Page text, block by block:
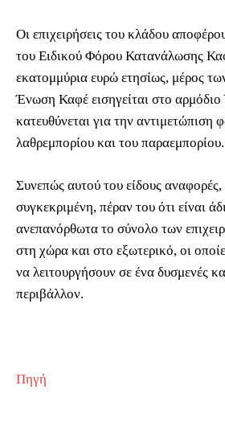
Οι επιχειρήσεις του κλάδου
του Ειδικού Φόρου Κατανάλωσης
εκατομμύρια ευρώ ετησίως, μέρος
Ένωση Καφέ εισηγείται στο
κατευθύνεται για την αντιμετώπιση
λαθρεμπορίου και του παραεμπορίου.
Συνεπώς αυτού του είδους
συγκεκριμένη, πέραν του ότι είναι
ανεπανόρθωτα το σύνολο των
στη χώρα και στο εξωτερικό, οι
να λειτουργήσουν σε ένα δυσμενές
περιβάλλον.
Πηγή